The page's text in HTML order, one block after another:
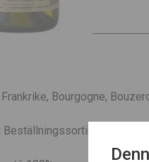
Frankrike, Bourgogne,
Beställningssortiment